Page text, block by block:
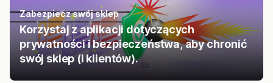
Zabezpiecz swój sklep
Korzystaj z aplikacji dotyczących
prywatności i bezpieczeństwa, aby chronić
swój sklep (i klientów).